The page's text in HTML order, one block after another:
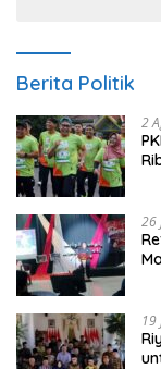
Berita Politik
2
26
19